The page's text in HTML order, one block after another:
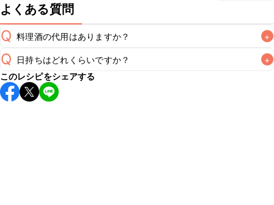
よくある質問
Q 料理酒の代用はありますか？ +
A
Q 日持ちはどれくらいですか？ +
保存期間は冷蔵で翌日中が目安です。なるべくお早めにお召
し上がりください。
このレシピをシェアする